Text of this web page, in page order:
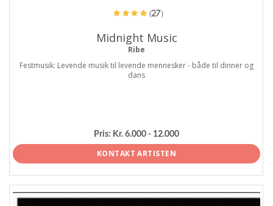
(27)
Midnight Music
Ribe
Festmusik: Levende musik til levende mennesker - både til dinner og
dans
Pris: Kr. 6.000 - 12.000
KONTAKT ARTISTEN